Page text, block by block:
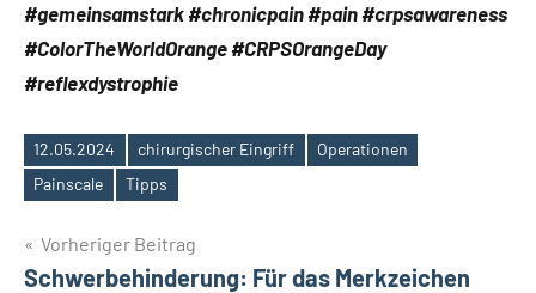
#gemeinsamstark #chronicpain #pain #crpsawareness
#ColorTheWorldOrange #CRPSOrangeDay
#reflexdystrophie
Schlagwörter
12.05.2024 chirurgischer Eingriff
Operationen
Painscale
Tipps
Beitragsnavigation
Vorheriger Beitrag
Schwerbehinderung: Für das Merkzeichen